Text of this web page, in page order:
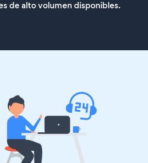
de alto volumen disponibles.